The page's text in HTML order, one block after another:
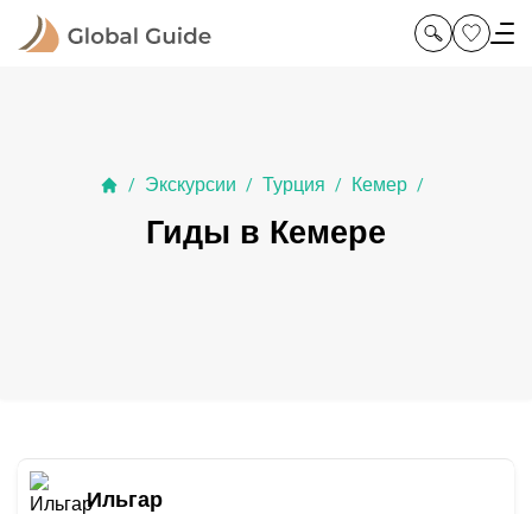
/ Экскурсии / Турция / Кемер /
Гиды в Кемере
Ильгар